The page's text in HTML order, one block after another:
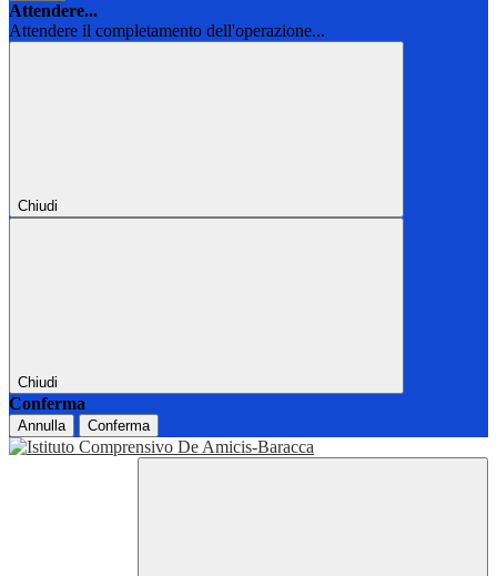
Attendere...
Attendere il completamento dell'operazione...
Chiudi
Chiudi
Conferma
Annulla Conferma